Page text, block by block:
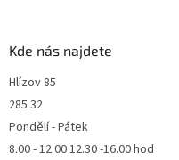
Kde nás najdete
Hlízov 85
285 32
Pondělí - Pátek
8.00 - 12.00 12.30 -16.00 hod